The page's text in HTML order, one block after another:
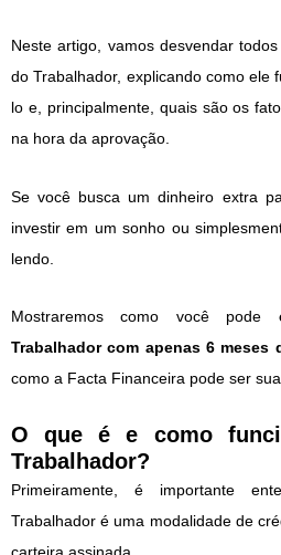
Neste artigo, vamos desvendar
do Trabalhador, explicando como ele
lo e, principalmente, quais são os
na hora da aprovação.
Se você busca um dinheiro extra
investir em um sonho ou
lendo.
Mostraremos como você pode
Trabalhador com apenas 6 meses
como a Facta Financeira pode ser
O que é e como
Trabalhador?
Primeiramente, é importante
Trabalhador é uma modalidade de